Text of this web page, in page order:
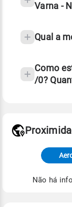
Varna -
Qual a
Como
/0?
Fonte: dados
de Tempo e
Para obter
Não há